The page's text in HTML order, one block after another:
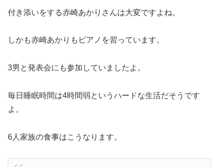
付き添いをする赤崎あかりさんは大変ですよね。
しかも赤崎あかりもピアノを習っています。
3男と発表会にも参加していましたよ。
毎日睡眠時間は4時間弱というハードな生活だそうです
よ。
6人家族の食事はこうなります。